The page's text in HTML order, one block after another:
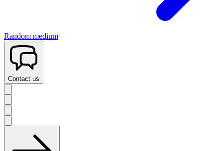
Random medium
Contact us